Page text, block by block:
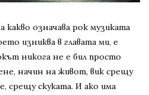
какво означава рок музиката
изниква в главата ми, е
никога не е бил просто
начин на живот, вик срещу
срещу скуката. И ако има